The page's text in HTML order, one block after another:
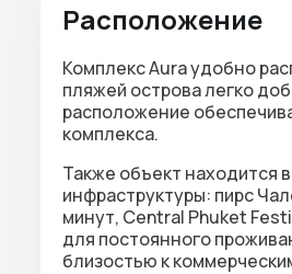
Расположение
КомплексAuraудобно
пляжей острова легко
расположение
комплекса.
Также объект находится
инфраструктуры: пирс
минут, Central Phuket
для постоянного
близостью к